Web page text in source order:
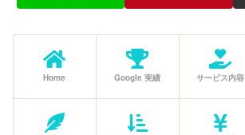
Home Google 実績 サービス内容